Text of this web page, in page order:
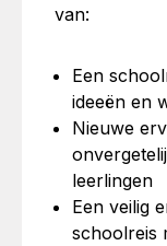
van:
Een
ideeën en
Nieuwe
leerlingen
Een veilig
schoolreis